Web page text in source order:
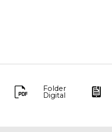
Folder
Digital